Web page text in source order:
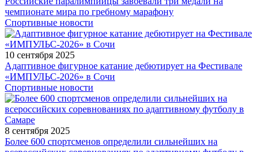
чемпионате мира по гребному марафону
Спортивные новости
10 сентября 2025
Адаптивное фигурное катание дебютирует на Фестивале
«ИМПУЛЬС-2026» в Сочи
Спортивные новости
8 сентября 2025
Более 600 спортсменов определили сильнейших на